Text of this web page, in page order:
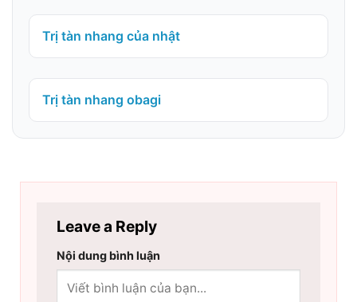
Trị tàn nhang của nhật
Trị tàn nhang obagi
Leave a Reply
Nội dung bình luận